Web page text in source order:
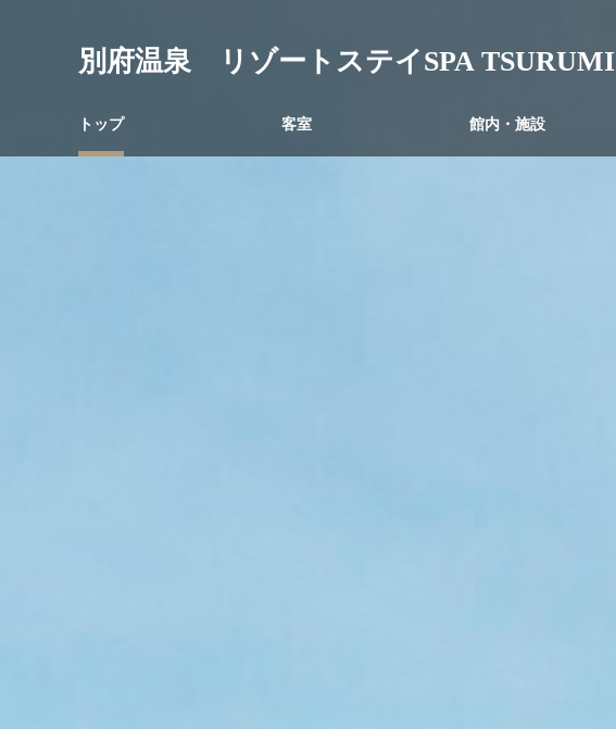
別府温泉 リゾートステイSPA TSURUMI
トップ 客室 館内・施設